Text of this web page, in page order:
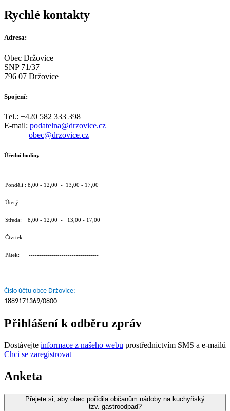
Rychlé kontakty
Adresa:
Obec Držovice
SNP 71/37
796 07 Držovice
Spojení:
Tel.: +420 582 333 398
E-mail: podatelna@drzovice.cz
obec@drzovice.cz
Úřední hodiny
Pondělí : 8,00 - 12,00 - 13,00 - 17,00
Úterý: ----------------------------------
Středa: 8,00 - 12,00 - 13,00 - 17,00
Čtvrtek: ----------------------------------
Pátek: ----------------------------------
Číslo účtu obce Držovice:
1889171369/0800
Přihlášení k odběru zpráv
Dostávejte informace z našeho webu prostřednictvím SMS a e-mailů
Chci se zaregistrovat
Anketa
Přejete si, aby obec pořídila občanům nádoby na kuchyňský
tzv. gastroodpad?